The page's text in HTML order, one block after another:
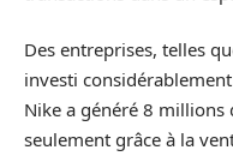
Des entreprises, telles
investi
Nike a généré 8 millions
seulement grâce à la